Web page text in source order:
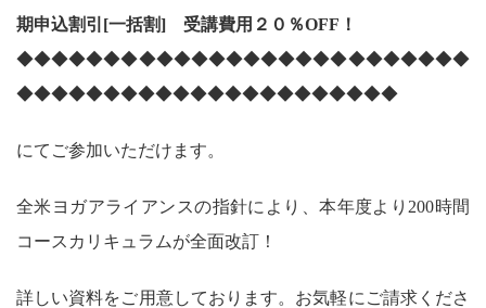
期申込割引[一括割] 受講費用２０％OFF！
◆◆◆◆◆◆◆◆◆◆◆◆◆◆◆◆◆◆◆◆◆◆◆◆◆◆
◆◆◆◆◆◆◆◆◆◆◆◆◆◆◆◆◆◆◆◆◆◆
にてご参加いただけます。
全米ヨガアライアンスの指針により、本年度より200時間
コースカリキュラムが全面改訂！
詳しい資料をご用意しております。お気軽にご請求くださ